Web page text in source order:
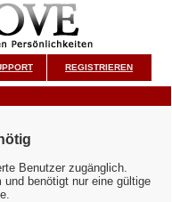
REGISTRIEREN
Benutzer zugänglich.
benötigt nur eine gültige